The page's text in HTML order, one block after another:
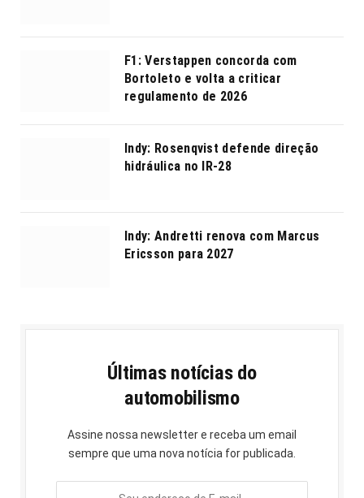
F1: Verstappen concorda com
Bortoleto e volta a criticar
regulamento de 2026
Indy: Rosenqvist defende direção
hidráulica no IR-28
Indy: Andretti renova com Marcus
Ericsson para 2027
Últimas notícias do
automobilismo
Assine nossa newsletter e receba um email
sempre que uma nova notícia for publicada.